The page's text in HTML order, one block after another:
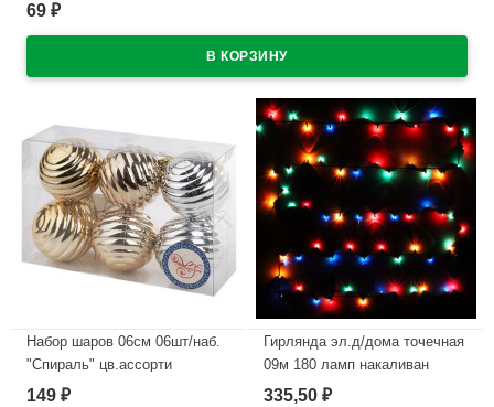
69 ₽
Набор шаров 06см 06шт/наб.
"Спираль" цв.ассорти
арт.8674
149 ₽
Гирлянда эл.д/дома точечная
09м 180 ламп накаливан
(зел.провод) "MINI" цв.мульти
335,50 ₽